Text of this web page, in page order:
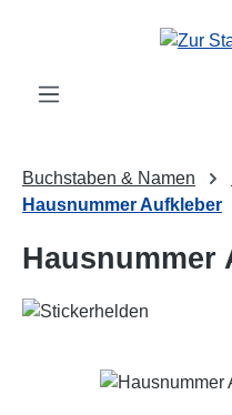
Zum Hauptinhalt springen
Buchstaben & Namen
Hausnummer Aufkleber
Hausnummer
Bildergalerie überspringen